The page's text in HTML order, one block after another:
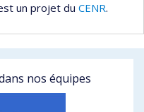
un projet du CENR.
nos équipes